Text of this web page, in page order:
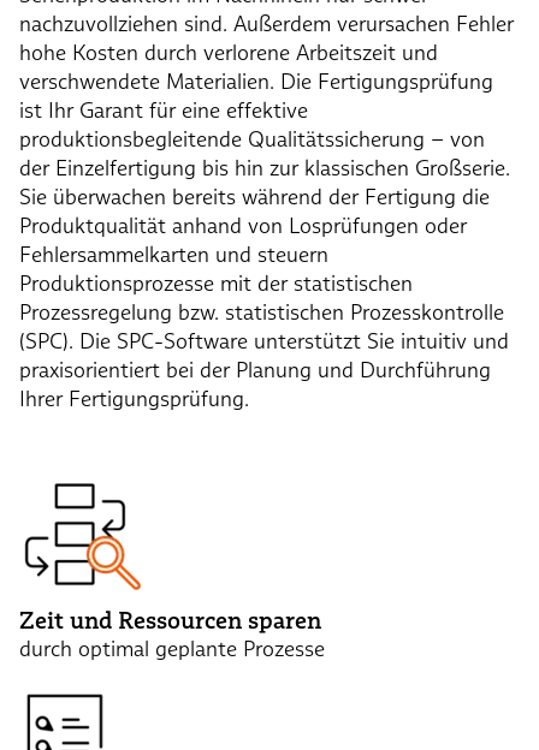
nachzuvollziehen sind. Außerdem verursachen Fehler
hohe Kosten durch verlorene Arbeitszeit und
verschwendete Materialien. Die Fertigungsprüfung
ist Ihr Garant für eine effektive
produktionsbegleitende Qualitätssicherung – von
der Einzelfertigung bis hin zur klassischen Großserie.
Sie überwachen bereits während der Fertigung die
Produktqualität anhand von Losprüfungen oder
Fehlersammelkarten und steuern
Produktionsprozesse mit der statistischen
Prozessregelung bzw. statistischen Prozesskontrolle
(SPC). Die SPC-Software unterstützt Sie intuitiv und
praxisorientiert bei der Planung und Durchführung
Ihrer Fertigungsprüfung.
Zeit und Ressourcen sparen
durch optimal geplante Prozesse